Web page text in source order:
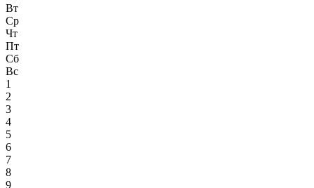
Вт
Ср
Чт
Пт
Сб
Вс
1
2
3
4
5
6
7
8
9